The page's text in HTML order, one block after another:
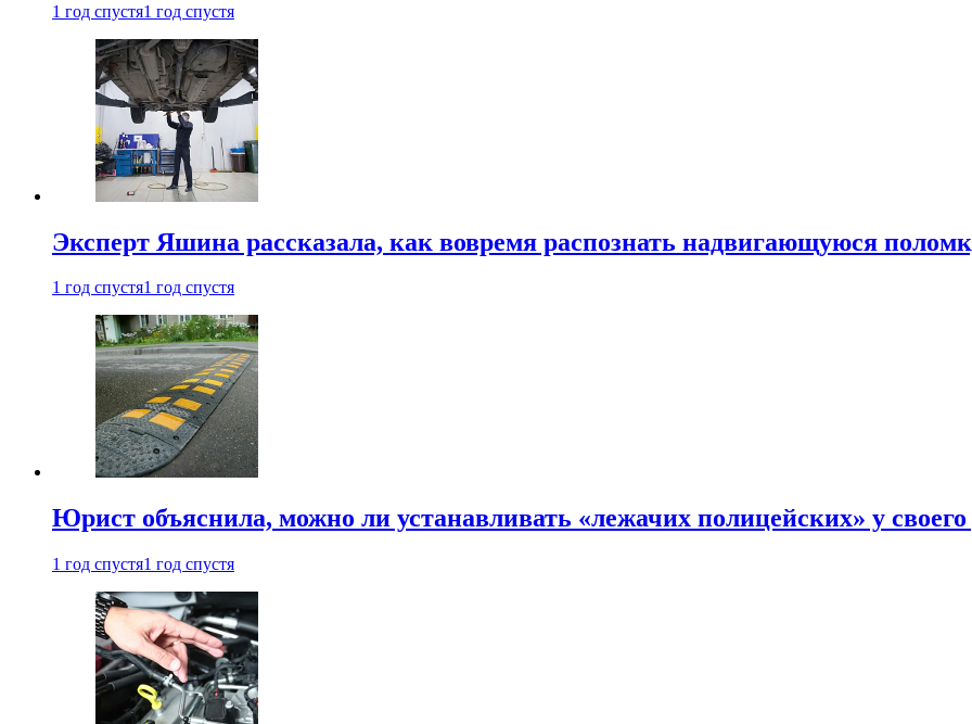
1 год спустя1 год спустя
Эксперт Яшина рассказала, как вовремя распознать надвигающуюся
1 год спустя1 год спустя
Юрист объяснила, можно ли устанавливать «лежачих полицейских» у
1 год спустя1 год спустя